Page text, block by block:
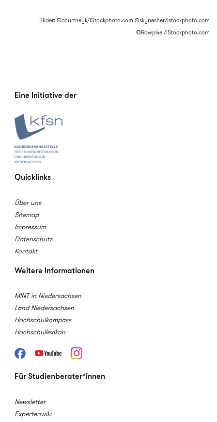
Bilder: ©courtneyk/iStockphoto.com ©skynesher/istockphoto.com
©Rawpixel/iStockphoto.com
Eine Initiative der
Quicklinks
Über uns
Sitemap
Impressum
Datenschutz
Kontakt
Weitere Informationen
MINT in Niedersachsen
Land Niedersachsen
Hochschulkompass
Hochschullexikon
FacebookYoutube Instagram
Für Studienberater*innen
Newsletter
Expertenwiki